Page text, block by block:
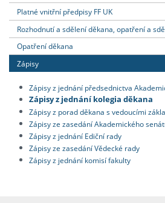
Platné vnitřní předpisy FF UK
Rozhodnutí a sdělení děkana, opatření a
Opatření děkana
Zápisy
Zápisy z jednání předsednictva
Zápisy z jednání kolegia děkana
Zápisy z porad děkana s vedoucími
Zápisy ze zasedání Akademického
Zápisy z jednání Ediční rady
Zápisy ze zasedání Vědecké rady
Zápisy z jednání komisí fakulty